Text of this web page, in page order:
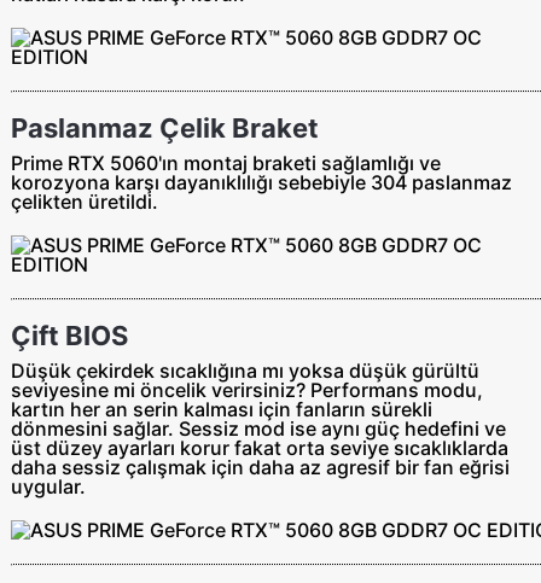
Paslanmaz Çelik Braket
Prime RTX 5060'ın montaj braketi sağlamlığı ve
korozyona karşı dayanıklılığı sebebiyle 304 paslanmaz
çelikten üretildi.
Çift BIOS
Düşük çekirdek sıcaklığına mı yoksa düşük gürültü
seviyesine mi öncelik verirsiniz? Performans modu,
kartın her an serin kalması için fanların sürekli
dönmesini sağlar. Sessiz mod ise aynı güç hedefini ve
üst düzey ayarları korur fakat orta seviye sıcaklıklarda
daha sessiz çalışmak için daha az agresif bir fan eğrisi
uygular.